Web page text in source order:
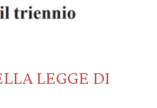
LEGGE DI